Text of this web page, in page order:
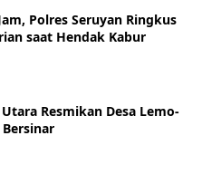
Polres Seruyan Ringkus
saat Hendak Kabur
Resmikan Desa Lemo-
Bersinar